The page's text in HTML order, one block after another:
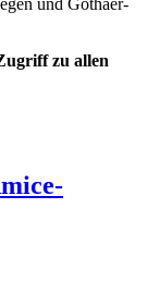
zu allen